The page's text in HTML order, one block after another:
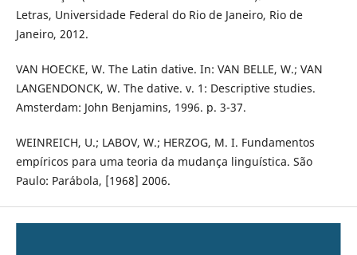
Letras, Universidade Federal do Rio de Janeiro, Rio de
Janeiro, 2012.
VAN HOECKE, W. The Latin dative. In: VAN BELLE, W.; VAN
LANGENDONCK, W. The dative. v. 1: Descriptive studies.
Amsterdam: John Benjamins, 1996. p. 3-37.
WEINREICH, U.; LABOV, W.; HERZOG, M. I. Fundamentos
empíricos para uma teoria da mudança linguística. São
Paulo: Parábola, [1968] 2006.